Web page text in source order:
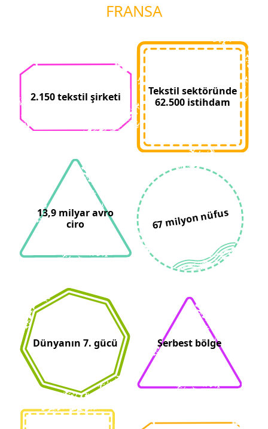
FRANSA
2.150 tekstil şirketi
Tekstil sektöründe
62.500 istihdam
13,9 milyar avro
ciro
67 milyon nüfus
Dünyanın 7. gücü Serbest bölge